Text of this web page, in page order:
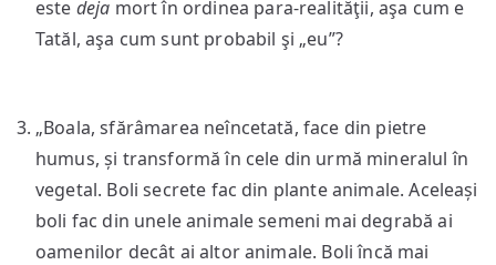
este deja mort în ordinea para-realităţii, aşa cum e
Tatăl, aşa cum sunt probabil şi „eu”?
„Boala, sfărâmarea neîncetată, face din pietre
humus, și transformă în cele din urmă mineralul în
vegetal. Boli secrete fac din plante animale. Aceleași
boli fac din unele animale semeni mai degrabă ai
oamenilor decât ai altor animale. Boli încă mai